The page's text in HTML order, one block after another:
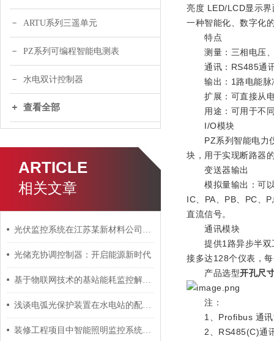
ARTU系列三遥单元
PZ系列可编程智能电测表
水电双计控制器
查看全部
ARTICLE
相关文章
光伏监控系统在江苏某新材料公司4.03MW分布式光伏10KV并网系统的应用
光储充协调控制器：开启能源新时代
基于物联网技术的基站能耗监控解决方案
浅谈电弧光保护装置在水电站的配置方案
装修工程项目中智能照明监控系统的应用
亮度 LED/LCD显示
一种智能化、数字化
特点
测量：三相电压、
通讯：RS485通讯
输出：1路电能脉
扩展：可直接从电
用途：可用于不同
I/O模块
PZ系列智能电力仪
块，用于实现断路器
变送器输出
模拟量输出：可以
IC、PA、PB、PC、
直流信号。
通讯模块
提供1路异步半双工
接多达128个仪表，
产品选型开孔尺
注：
1、Profibus 通讯
2、RS485(C)通讯